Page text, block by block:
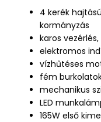
4 kerék
kormányzás
karos
elektromos
vízhűtéses
fém
mechanikus
LED
165W első